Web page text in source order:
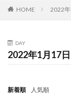
HOME 2022年
DAY
2022年1月17日
新着順 人気順